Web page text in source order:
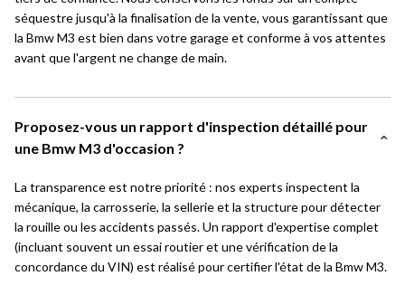
séquestre jusqu'à la finalisation de la vente, vous garantissant que
la Bmw M3 est bien dans votre garage et conforme à vos attentes
avant que l'argent ne change de main.
Proposez-vous un rapport d'inspection détaillé pour
une Bmw M3 d'occasion ?
La transparence est notre priorité : nos experts inspectent la
mécanique, la carrosserie, la sellerie et la structure pour détecter
la rouille ou les accidents passés. Un rapport d'expertise complet
(incluant souvent un essai routier et une vérification de la
concordance du VIN) est réalisé pour certifier l'état de la Bmw M3.